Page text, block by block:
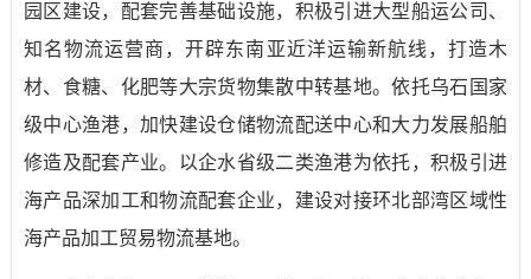
园区建设，配套完善基础设施，积极引进大型船运公司、
知名物流运营商，开辟东南亚近洋运输新航线，打造木
材、食糖、化肥等大宗货物集散中转基地。依托乌石国家
级中心渔港，加快建设仓储物流配送中心和大力发展船舶
修造及配套产业。以企水省级二类渔港为依托，积极引进
海产品深加工和物流配套企业，建设对接环北部湾区域性
海产品加工贸易物流基地。